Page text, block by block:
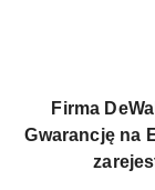
Firma
Gwarancję na